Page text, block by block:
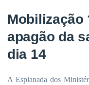
Mobilização
apagão da
dia 14
A Esplanada dos